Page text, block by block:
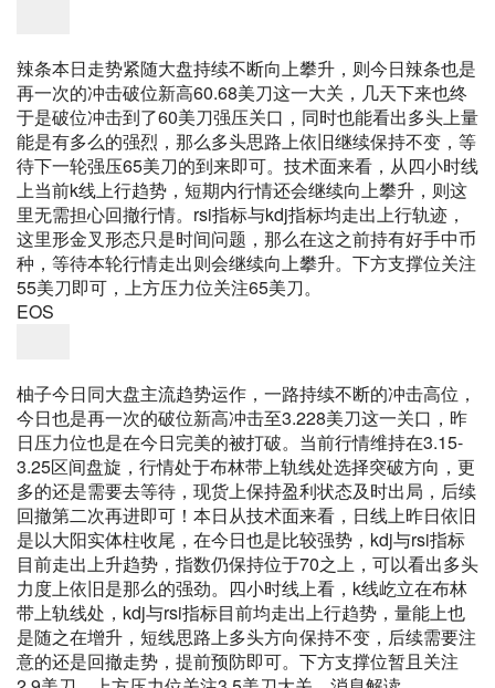
辣条本日走势紧随大盘持续不断向上攀升，则今日辣条也是
再一次的冲击破位新高60.68美刀这一大关，几天下来也终
于是破位冲击到了60美刀强压关口，同时也能看出多头上量
能是有多么的强烈，那么多头思路上依旧继续保持不变，等
待下一轮强压65美刀的到来即可。技术面来看，从四小时线
上当前k线上行趋势，短期内行情还会继续向上攀升，则这
里无需担心回撤行情。rsi指标与kdj指标均走出上行轨迹，
这里形金叉形态只是时间问题，那么在这之前持有好手中币
种，等待本轮行情走出则会继续向上攀升。 下方支撑位关注
55美刀即可，上方压力位关注65美刀。
EOS
柚子今日同大盘主流趋势运作，一路持续不断的冲击高位，
今日也是再一次的破位新高冲击至3.228美刀这一关口，昨
日压力位也是在今日完美的被打破。当前行情维持在3.15-
3.25区间盘旋，行情处于布林带上轨线处选择突破方向，更
多的还是需要去等待，现货上保持盈利状态及时出局，后续
回撤第二次再进即可！本日从技术面来看，日线上昨日依旧
是以大阳实体柱收尾，在今日也是比较强势，kdj与rsi指标
目前走出上升趋势，指数仍保持位于70之上，可以看出多头
力度上依旧是那么的强劲。四小时线上看，k线屹立在布林
带上轨线处，kdj与rsi指标目前均走出上行趋势，量能上也
是随之在增升， 短线思路上多头方向保持不变，后续需要注
意的还是回撤走势，提前预防即可。下方支撑位暂且关注